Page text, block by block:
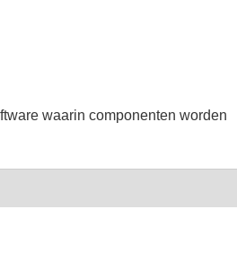
waarin componenten worden